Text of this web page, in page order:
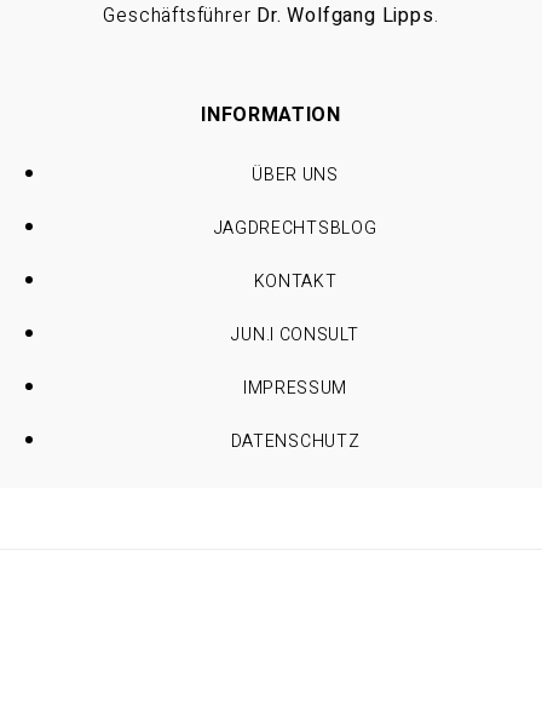
Geschäftsführer Dr. Wolfgang Lipps.
INFORMATION
ÜBER UNS
JAGDRECHTSBLOG
KONTAKT
JUN.I CONSULT
IMPRESSUM
DATENSCHUTZ